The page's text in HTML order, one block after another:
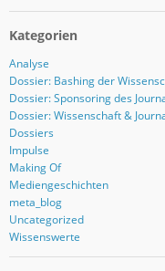
Kategorien
Analyse
Dossier: Bashing der
Dossier: Sponsoring des
Dossier: Wissenschaft &
Dossiers
Impulse
Making Of
Mediengeschichten
meta_blog
Uncategorized
Wissenswerte